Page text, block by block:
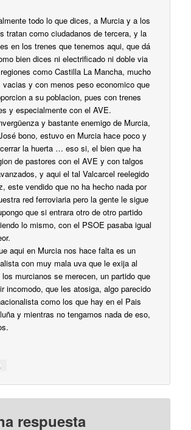
todo lo que dices, a Murcia y a los
tratan como ciudadanos de tercera, y la
en los trenes que tenemos aqui, que dá
bien dices ni electrificado ni doble via
como Castilla La Mancha, mucho
vacias y con menos peso economico que
a su poblacion, pues con trenes
y especialmente con el AVE.
y bastante enemigo de Murcia,
bono, estuvo en Murcia hace poco y
la huerta … eso si, el bien que ha
de pastores con el AVE y con talgos
y aqui el tal Valcarcel reelegido
este vendido que no ha hecho nada por
red ferroviaria pero la gente le sigue
que si entrara otro de otro partido
lo mismo, con el PSOE pasaba igual
aqui en Murcia nos hace falta es un
con muy mala uva que le exija al
murcianos se merecen, un partido que
incomodo, que les atosiga, algo parecido
como los que hay en el Pais
y mientras no tengamos nada de eso,
respuesta